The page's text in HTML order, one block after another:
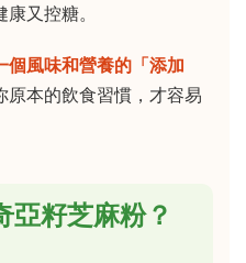
又控糖。
個風味和營養的「添加
原本的飲食習慣，才容易
亞籽芝麻粉？